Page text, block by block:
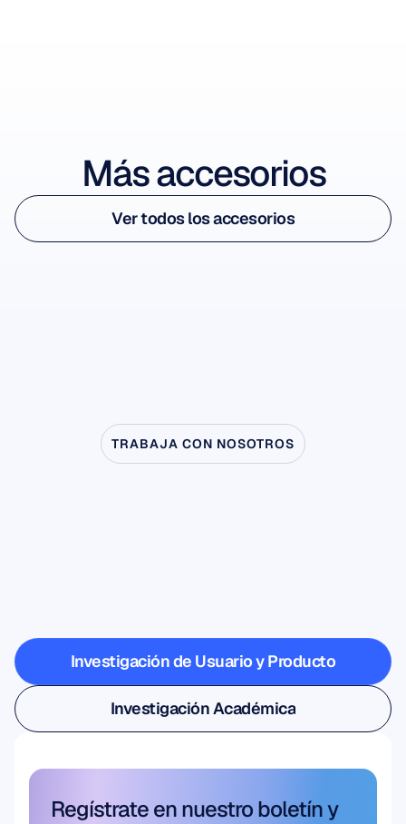
Más accesorios
Epoc X Comfort Pads
Ver accesorio
Ver todos los accesorios
Ver todos los accesorios
TRABAJA CON NOSOTROS
laboratorio
Investigación de Usuario y Producto
Investigación de Usuario y Producto
Investigación Académica
Investigación Académica
Regístrate en nuestro boletín y